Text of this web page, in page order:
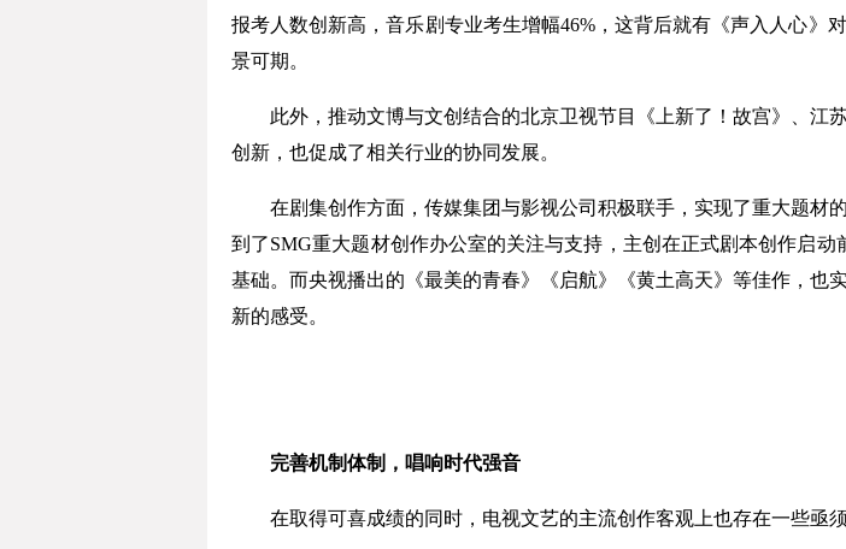
报考人数创新高，音乐剧专业考生增幅46%，这背后就有《声入人心
景可期。
此外，推动文博与文创结合的北京卫视节目《上新了！故宫》、江
创新，也促成了相关行业的协同发展。
在剧集创作方面，传媒集团与影视公司积极联手，实现了重大题材
到了SMG重大题材创作办公室的关注与支持，主创在正式剧本创作启
基础。而央视播出的《最美的青春》《启航》《黄土高天》等佳作，也
新的感受。
完善机制体制，唱响时代强音
在取得可喜成绩的同时，电视文艺的主流创作客观上也存在一些亟须